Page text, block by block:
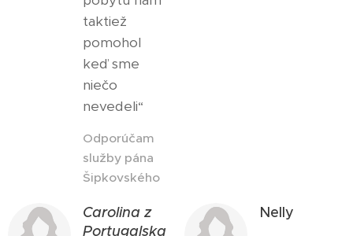
taktiež
pomohol
keď sme
niečo
nevedeli“
Odporúčam
služby pána
Šipkovského
Carolina z
Portugalska
Nelly